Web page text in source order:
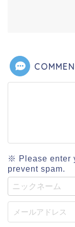
※ Please enter
prevent spam.